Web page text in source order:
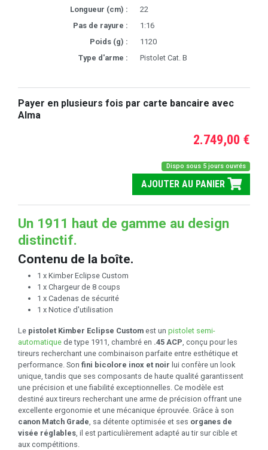
Longueur (cm) :
22
Pas de rayure :
1:16
Poids (g) :
1120
Type d'arme :
Pistolet Cat. B
Payer en plusieurs fois par carte bancaire avec
Alma
2.749,00 €
Dispo sous 5 jours ouvrés
AJOUTER AU PANIER
Un 1911 haut de gamme au design
distinctif.
Contenu de la boîte.
1 x Kimber Eclipse Custom
1 x Chargeur de 8 coups
1 x Cadenas de sécurité
1 x Notice d'utilisation
Le pistolet Kimber Eclipse Custom est un pistolet semi-
automatique de type 1911, chambré en .45 ACP , conçu pour les
tireurs recherchant une combinaison parfaite entre esthétique et
performance. Son fini bicolore inox et noir lui confère un look
unique, tandis que ses composants de haute qualité garantissent
une précision et une fiabilité exceptionnelles. Ce modèle est
destiné aux tireurs recherchant une arme de précision offrant une
excellente ergonomie et une mécanique éprouvée. Grâce à son
canon Match Grade , sa détente optimisée et ses organes de
visée réglables , il est particulièrement adapté au tir sur cible et
aux compétitions.